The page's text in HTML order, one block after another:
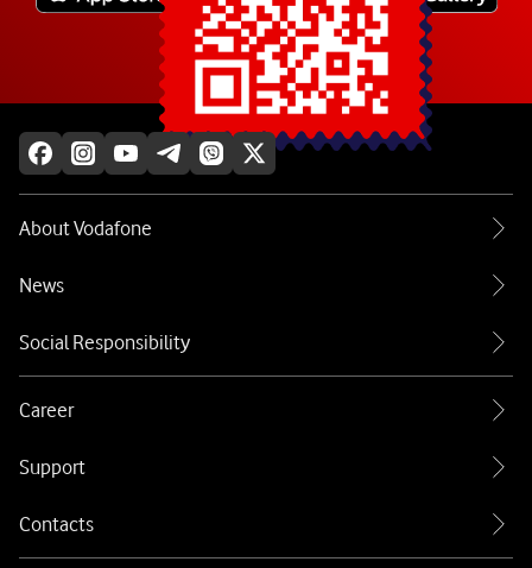
Explore more
About Vodafone
News
Social Responsibility
Career
Support
Contacts